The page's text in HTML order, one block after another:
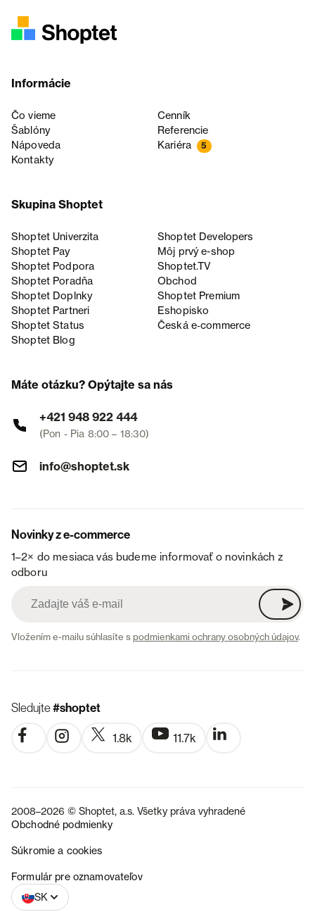
Informácie
Čo vieme
Cenník
Šablóny
Referencie
Nápoveda
Kariéra 5
Kontakty
Skupina Shoptet
Shoptet Univerzita
Shoptet Developers
Shoptet Pay
Môj prvý e-shop
Shoptet Podpora
Shoptet.TV
Shoptet Poradňa
Obchod
Shoptet Doplnky
Shoptet Premium
Shoptet Partneri
Eshopisko
Shoptet Status
Česká e‑commerce
Shoptet Blog
Máte otázku? Opýtajte sa nás
+421 948 922 444
(Pon - Pia 8:00 – 18:30)
info@shoptet.sk
Novinky z e-commerce
1–2× do mesiaca vás budeme informovať o novinkách z
odboru
Vložením e-mailu súhlasíte spodmienkami ochrany osobných údajov.
Sledujte#shoptet
1.8k 11.7k
2008–2026 © Shoptet, a.s. Všetky práva vyhradené
Obchodné podmienky
Súkromie a cookies
Formulár pre oznamovateľov
SK